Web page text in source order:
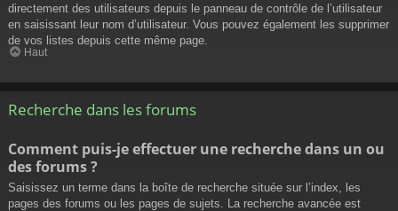
directement des utilisateurs depuis le panneau de contrôle de l’utilisateur
en saisissant leur nom d’utilisateur. Vous pouvez également les supprimer
de vos listes depuis cette même page.
Haut
Recherche dans les forums
Comment puis-je effectuer une recherche dans un ou
des forums ?
Saisissez un terme dans la boîte de recherche située sur l’index, les
pages des forums ou les pages de sujets. La recherche avancée est